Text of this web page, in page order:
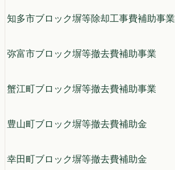
知多市ブロック塀等除却工事費補助事業
弥富市ブロック塀等撤去費補助事業
蟹江町ブロック塀等撤去費補助事業
豊山町ブロック塀等撤去費補助金
幸田町ブロック塀等撤去費補助金